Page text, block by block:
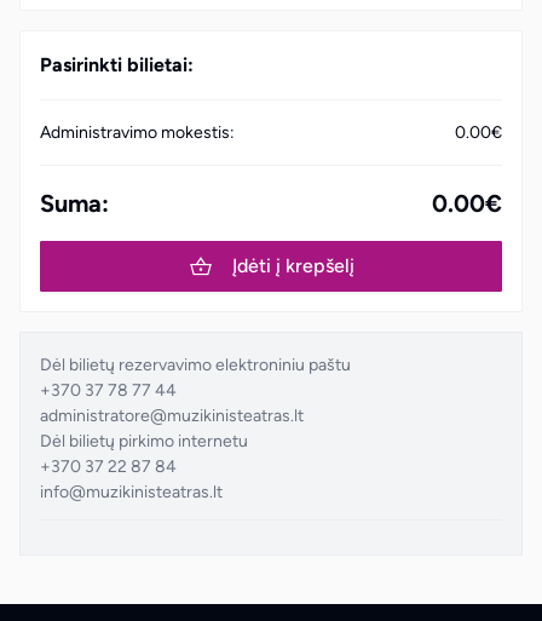
Pasirinkti bilietai:
Administravimo mokestis: 0.00€
Suma: 0.00€
Įdėti į krepšelį
Dėl bilietų rezervavimo elektroniniu paštu
+370 37 78 77 44
administratore@muzikinisteatras.lt
Dėl bilietų pirkimo internetu
+370 37 22 87 84
info@muzikinisteatras.lt